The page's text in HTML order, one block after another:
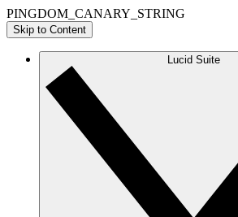
PINGDOM_CANARY_STRING
Skip to Content
Lucid Suite